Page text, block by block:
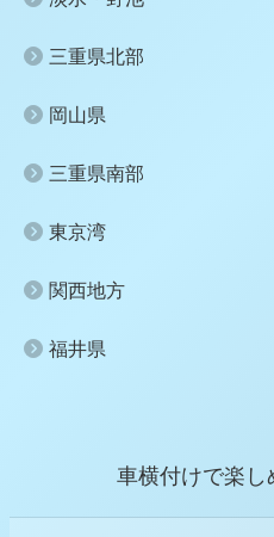
三重県北部
岡山県
三重県南部
東京湾
関西地方
福井県
車横付けで楽し